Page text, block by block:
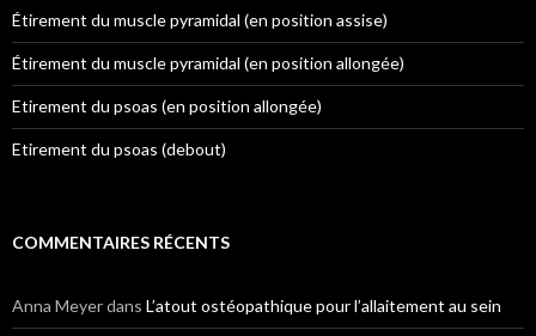
Étirement du muscle pyramidal (en position assise)
Étirement du muscle pyramidal (en position allongée)
Etirement du psoas (en position allongée)
Etirement du psoas (debout)
COMMENTAIRES RÉCENTS
Anna Meyerdans L’atout ostéopathique pour l’allaitement au sein